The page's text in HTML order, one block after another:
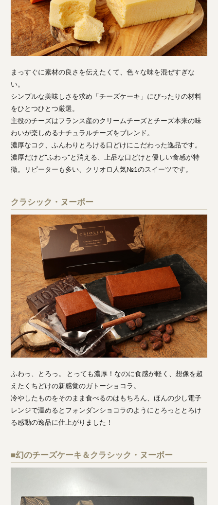
まっすぐに素材の良さを伝えたくて、色々な味を混ぜすぎな
い。
シンプルな美味しさを求め「チーズケーキ」にぴったりの材料
をひとつひとつ厳選。
主役のチーズはフランス産のクリームチーズとチーズ本来の味
わいが楽しめるナチュラルチーズをブレンド。
濃厚なコク、ふんわりとろける口どけにこだわった逸品です。
濃厚だけど"ふわっ"と消える、上品な口どけと優しい食感が特
徴。リピーターも多い、クリオロ人気№1のスイーツです。
クラシック・ヌーボー
ふわっ、とろっ。 とっても濃厚！なのに食感が軽く、想像を超
えたくちどけの新感覚のガトーショコラ。
冷やしたものをそのまま食べるのはもちろん、ほんの少し電子
レンジで温めるとフォンダンショコラのようにとろっととろけ
る感動の逸品に仕上がりました！
■幻のチーズケーキ＆クラシック・ヌーボー